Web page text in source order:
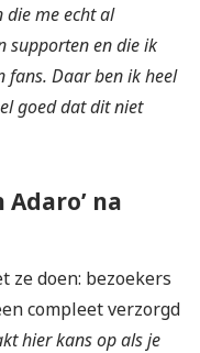
die me echt al
supporten en die ik
fans. Daar ben ik heel
goed dat dit niet
na
doen: bezoekers
compleet verzorgd
hier kans op als je